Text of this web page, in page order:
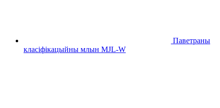
Паветраны
класіфікацыйны млын MJL-W